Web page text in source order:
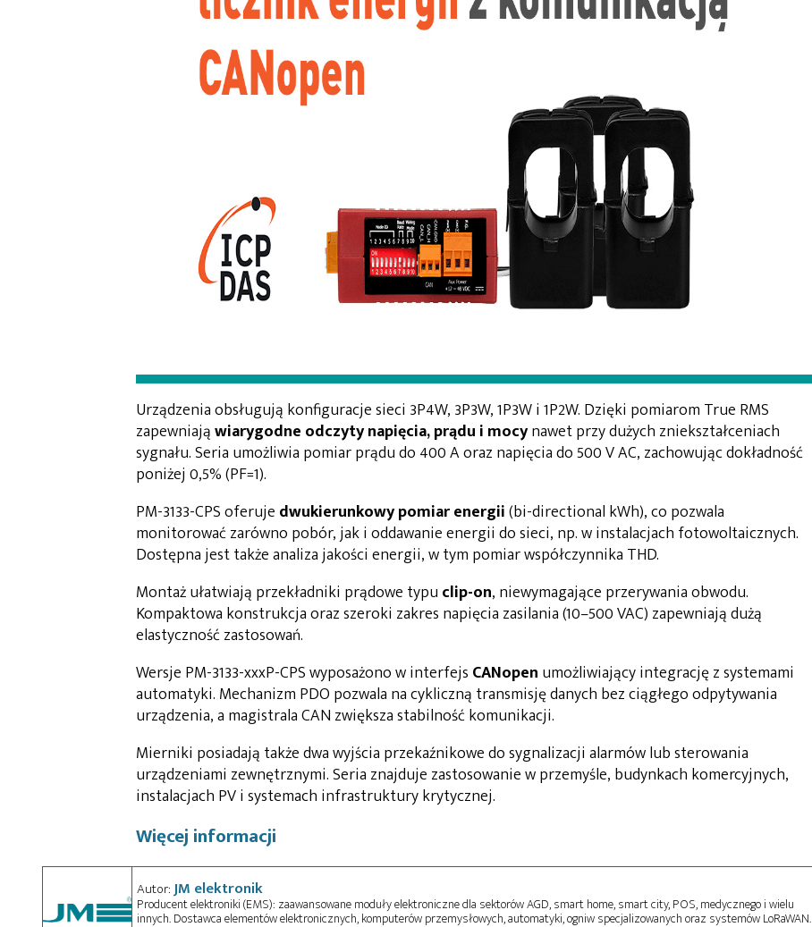
Urządzenia obsługują konfiguracje sieci 3P4W, 3P3W, 1P3W i 1P2W. Dzięki pomiarom True RMS
zapewniająwiarygodne odczyty napięcia, prądu i mocynawet przy dużych zniekształceniach
sygnału. Seria umożliwia pomiar prądu do 400 A oraz napięcia do 500 V AC, zachowując dokładność
poniżej 0,5% (PF=1).
PM-3133-CPS oferuje dwukierunkowy pomiar energii(bi-directional kWh), co pozwala
monitorować zarówno pobór, jak i oddawanie energii do sieci, np. w instalacjach fotowoltaicznych.
Dostępna jest także analiza jakości energii, w tym pomiar współczynnika THD.
Montaż ułatwiają przekładniki prądowe typu clip-on, niewymagające przerywania obwodu.
Kompaktowa konstrukcja oraz szeroki zakres napięcia zasilania (10–500 VAC) zapewniają dużą
elastyczność zastosowań.
Wersje PM-3133-xxxP-CPS wyposażono w interfejs CANopen umożliwiający integrację z systemami
automatyki. Mechanizm PDO pozwala na cykliczną transmisję danych bez ciągłego odpytywania
urządzenia, a magistrala CAN zwiększa stabilność komunikacji.
Mierniki posiadają także dwa wyjścia przekaźnikowe do sygnalizacji alarmów lub sterowania
urządzeniami zewnętrznymi. Seria znajduje zastosowanie w przemyśle, budynkach komercyjnych,
instalacjach PV i systemach infrastruktury krytycznej.
Więcej informacji
Autor:JM elektronik
Producent elektroniki (EMS): zaawansowane moduły elektroniczne dla sektorów AGD, smart home, smart city, POS, medycznego i wielu
innych. Dostawca elementów elektronicznych, komputerów przemysłowych, automatyki, ogniw specjalizowanych oraz systemów LoRaWAN.